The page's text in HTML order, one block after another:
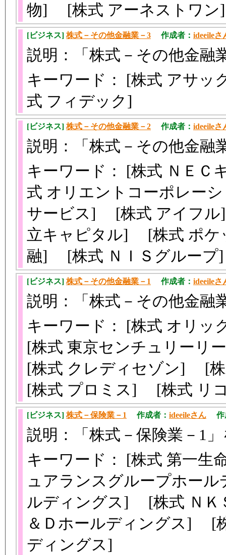
物] [株式 アーネストワ
[ビジネス] 株式－その他金融業－3 作成者： ideeileさ
説明：「株式－その他金融
キーワード： [株式 アサ
式 フィデック]
[ビジネス] 株式－その他金融業－2 作成者： ideeileさ
説明：「株式－その他金融
キーワード： [株式 ＮＥ
式 オリエントコーポレー
サービス] [株式 アイフ
立キャピタル] [株式 ポケ
融] [株式 ＮＩＳグルー
[ビジネス] 株式－その他金融業－1 作成者： ideeileさ
説明：「株式－その他金融
キーワード： [株式 オリ
[株式 東京センチュリー
[株式 クレディセゾン] [
[株式 プロミス] [株式 リ
[ビジネス] 株式－保険業－1 作成者： ideeileさん 作
説明：「株式－保険業－1
キーワード： [株式 第一
ュアランスグループホー
ルディングス] [株式 ＮＫ
＆Ｄホールディングス] [
ディングス]